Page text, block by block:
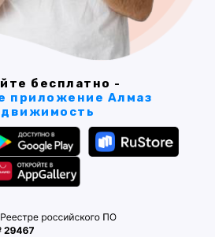
бесплатно -
приложение Алмаз